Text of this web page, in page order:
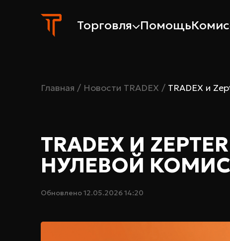
Торговля Помощь
Главная / Новости TRADEX / TRADEX и
TRADEX И
НУЛЕВОЙ
Обновлено12.05.2026 14:20